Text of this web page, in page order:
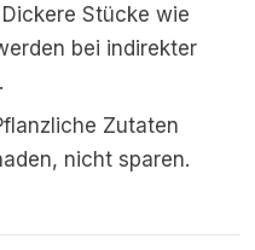
Dickere Stücke wie
bei indirekter
Zutaten
nicht sparen.